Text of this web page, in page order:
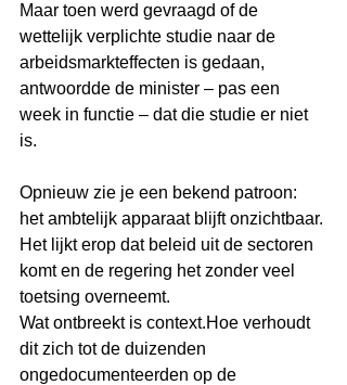
Maar toen werd gevraagd of de
wettelijk verplichte studie naar de
arbeidsmarkteffecten is gedaan,
antwoordde de minister – pas een
week in functie – dat die studie er niet
is.
Opnieuw zie je een bekend patroon:
het ambtelijk apparaat blijft onzichtbaar.
Het lijkt erop dat beleid uit de sectoren
komt en de regering het zonder veel
toetsing overneemt.
Wat ontbreekt is context.Hoe verhoudt
dit zich tot de duizenden
ongedocumenteerden op de